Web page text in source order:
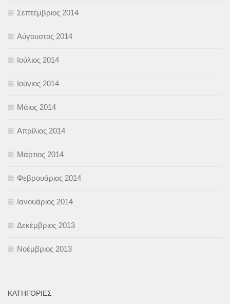
Σεπτέμβριος 2014
Αύγουστος 2014
Ιούλιος 2014
Ιούνιος 2014
Μάιος 2014
Απρίλιος 2014
Μάρτιος 2014
Φεβρουάριος 2014
Ιανουάριος 2014
Δεκέμβριος 2013
Νοέμβριος 2013
KΑΤΗΓΟΡΊΕΣ